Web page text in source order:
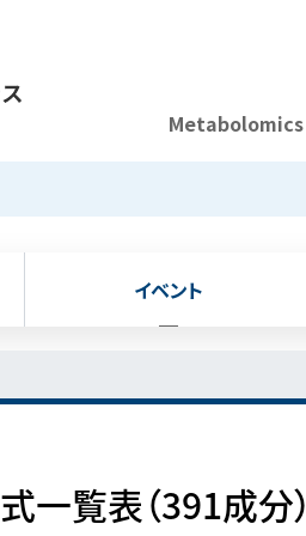
Metabolomics
イベント
一覧表（391成分）